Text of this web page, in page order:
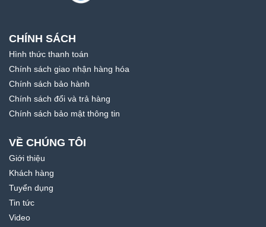
CHÍNH SÁCH
Hình thức thanh toán
Chính sách giao nhận hàng hóa
Chính sách bảo hành
Chính sách đổi và trả hàng
Chính sách bảo mật thông tin
VỀ CHÚNG TÔI
Giới thiệu
Khách hàng
Tuyển dụng
Tin tức
Video